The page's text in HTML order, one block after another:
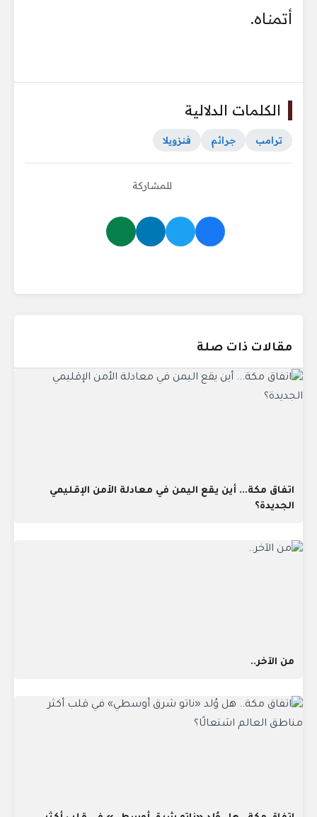
أتمناه.
الكلمات الدلالية
ترامب جرائم فنزويلا
للمشاركة
مقالات ذات صلة
اتفاق مكة... أين يقع اليمن في معادلة الأمن الإقليمي
الجديدة؟
من الآخر..